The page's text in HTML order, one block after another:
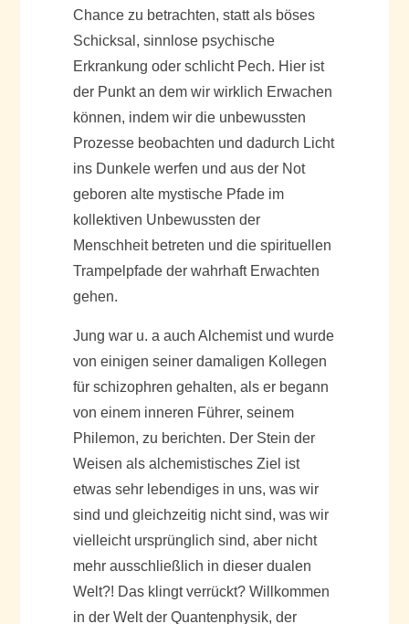
Chance zu betrachten, statt als böses
Schicksal, sinnlose psychische
Erkrankung oder schlicht Pech. Hier ist
der Punkt an dem wir wirklich Erwachen
können, indem wir die unbewussten
Prozesse beobachten und dadurch Licht
ins Dunkele werfen und aus der Not
geboren alte mystische Pfade im
kollektiven Unbewussten der
Menschheit betreten und die spirituellen
Trampelpfade der wahrhaft Erwachten
gehen.
Jung war u. a auch Alchemist und wurde
von einigen seiner damaligen Kollegen
für schizophren gehalten, als er begann
von einem inneren Führer, seinem
Philemon, zu berichten. Der Stein der
Weisen als alchemistisches Ziel ist
etwas sehr lebendiges in uns, was wir
sind und gleichzeitig nicht sind, was wir
vielleicht ursprünglich sind, aber nicht
mehr ausschließlich in dieser dualen
Welt?! Das klingt verrückt? Willkommen
in der Welt der Quantenphysik, der